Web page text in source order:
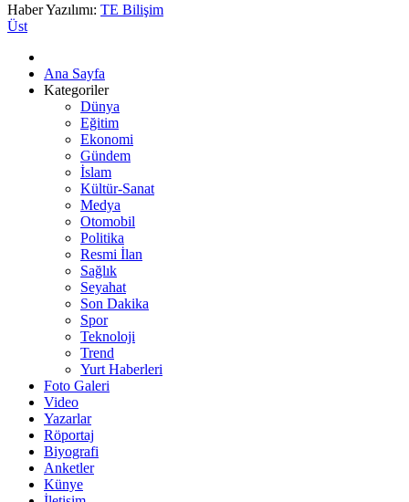
Haber Yazılımı: TE Bilişim
Üst
Ana Sayfa
Kategoriler
Dünya
Eğitim
Ekonomi
Gündem
İslam
Kültür-Sanat
Medya
Otomobil
Politika
Resmi İlan
Sağlık
Seyahat
Son Dakika
Spor
Teknoloji
Trend
Yurt Haberleri
Foto Galeri
Video
Yazarlar
Röportaj
Biyografi
Anketler
Künye